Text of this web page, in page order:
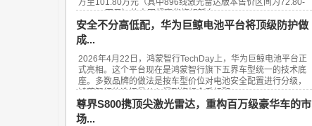
万至101.80万元（其中896线激光雷达版本售价区间为72.80-
101.80万元）的中国超豪华旗舰轿车——...
安全不分高低配，华为巨鲸电池平台将顶级防护做
成...
2026年4月22日，鸿蒙智行TechDay上，华为巨鲸电池平台正
式亮相。这个平台现在是鸿蒙智行旗下五界车型统一的技术底
座。多数品牌的做法是按车型价位对电池安全配置进行分级，
鸿蒙智行的选择是从入门到旗舰全系标配...
尊界S800携顶尖激光雷达，重构百万级豪华车的市
场...